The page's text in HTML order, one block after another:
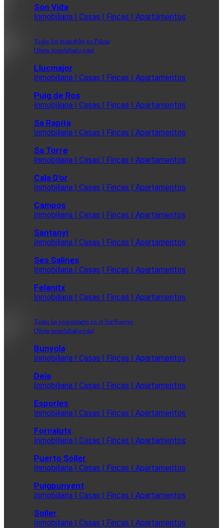
Son Vida
Inmobiliaria | Casas | Fincas | Apartamentos
Todos los inmuebles en Palma
Oferta inmobiliaria total
Llucmajor
Inmobiliaria | Casas | Fincas | Apartamentos
Puig de Ros
Inmobiliaria | Casas | Fincas | Apartamentos
Sa Rapita
Inmobiliaria | Casas | Fincas | Apartamentos
Sa Torre
Inmobiliaria | Casas | Fincas | Apartamentos
Cala D'or
Inmobiliaria | Casas | Fincas | Apartamentos
Campos
Inmobiliaria | Casas | Fincas | Apartamentos
Santanyi
Inmobiliaria | Casas | Fincas | Apartamentos
Ses Salines
Inmobiliaria | Casas | Fincas | Apartamentos
Felanitx
Inmobiliaria | Casas | Fincas | Apartamentos
Todas las propiedades en el Sur/Sureste
Oferta inmobiliaria total
Bunyola
Inmobiliaria | Casas | Fincas | Apartamentos
Deia
Inmobiliaria | Casas | Fincas | Apartamentos
Esporles
Inmobiliaria | Casas | Fincas | Apartamentos
Fornalutx
Inmobiliaria | Casas | Fincas | Apartamentos
Puerto Soller
Inmobiliaria | Casas | Fincas | Apartamentos
Puigpunyent
Inmobiliaria | Casas | Fincas | Apartamentos
Soller
Inmobiliaria | Casas | Fincas | Apartamentos